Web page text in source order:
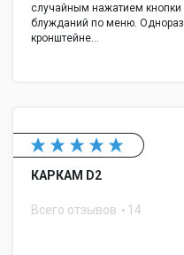
случайным нажатием
блужданий по меню.
кронштейне…
КАРКАМ D2
Всего отзывов 14